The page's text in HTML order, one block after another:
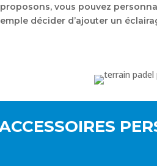
vous pouvez
décider d’ajouter un